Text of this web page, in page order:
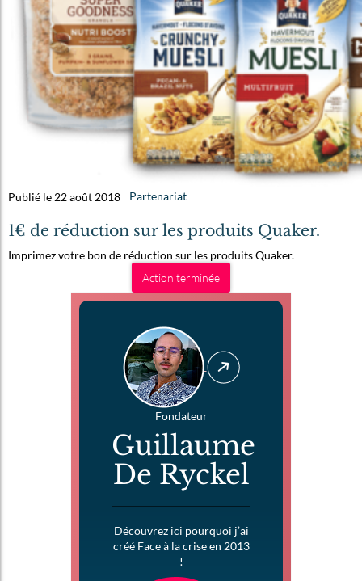
Publié le 22 août 2018 Partenariat
1€ de réduction sur les produits Quaker.
Imprimez votre bon de réduction sur les produits Quaker.
Action terminée
Fondateur
Guillaume
De Ryckel
Découvrez ici pourquoi j’ai
créé Face à la crise en 2013
!